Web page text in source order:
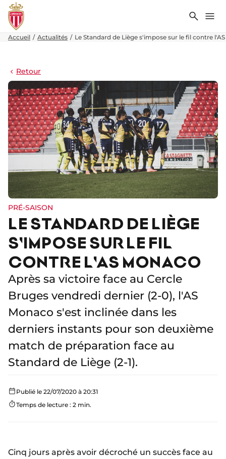
Accueil Actualités Le Standard de Liège s'impose sur le fil contre
Retour
PRÉ-SAISON
LE STANDARD DE LIÈGE
S'IMPOSE SUR LE FIL
CONTRE L'AS MONACO
Après sa victoire face au Cercle
Bruges vendredi dernier (2-0), l'AS
Monaco s'est inclinée dans les
derniers instants pour son deuxième
match de préparation face au
Standard de Liège (2-1).
Publié le 22/07/2020 à 20:31
Temps de lecture : 2 min.
Cinq jours après avoir décroché un succès face au